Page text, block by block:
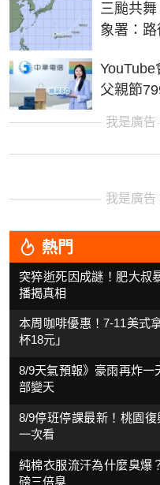
三颱共
象署：
父親節
我是廣告
我是廣告
熱門
突猝逝死因成謎！肥大
播揭真相
本周咖啡優惠！7-11美式
杯18元」
8/9天氣預報》豪雨再炸
部變天
8/9停班停課最新！桃園
一次看
純棉衣服流汗為什麼臭
磅三倍臭